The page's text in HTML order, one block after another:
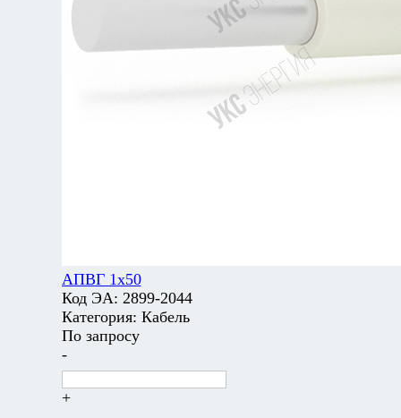
АПВГ 1х50
Код ЭА: 2899-2044
Категория: Кабель
По запросу
-
+